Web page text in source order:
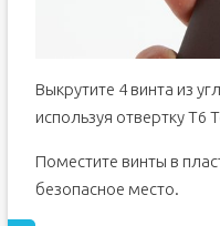
Выкрутите 4 винта из
используя отвертку T6
Поместите винты в
безопасное место.